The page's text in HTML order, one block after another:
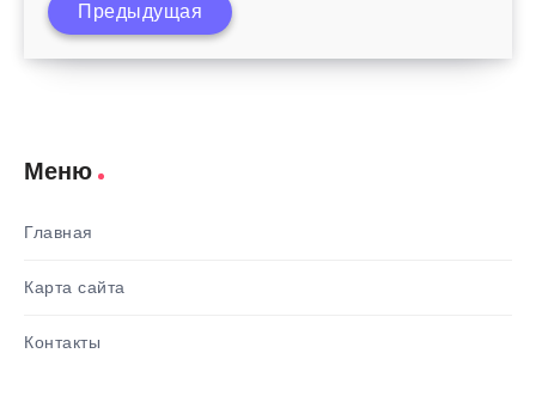
Зачем детям дают витамин Д3?
Предыдущая
Меню
Главная
Карта сайта
Контакты